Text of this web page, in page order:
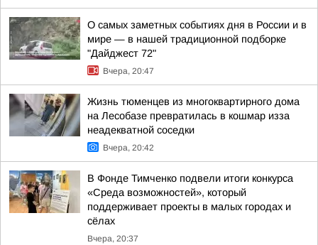
О самых заметных событиях дня в России и в
мире — в нашей традиционной подборке
"Дайджест 72"
Вчера, 20:47
Жизнь тюменцев из многоквартирного дома
на Лесобазе превратилась в кошмар изза
неадекватной соседки
Вчера, 20:42
В Фонде Тимченко подвели итоги конкурса
«Среда возможностей», который
поддерживает проекты в малых городах и
сёлах
Вчера, 20:37